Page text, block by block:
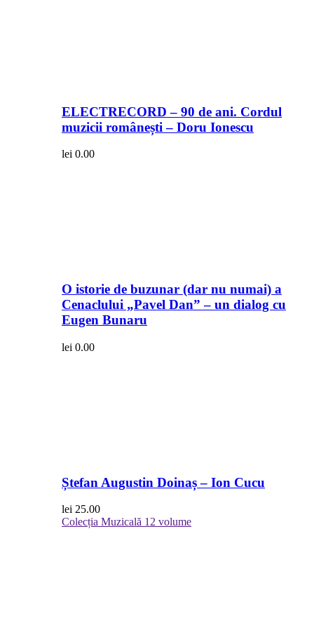
ELECTRECORD – 90 de ani. Cordul
muzicii românești – Doru Ionescu
lei 0.00
O istorie de buzunar (dar nu numai) a
Cenaclului „Pavel Dan” – un dialog cu
Eugen Bunaru
lei 0.00
Ștefan Augustin Doinaș – Ion Cucu
lei 25.00
Colecția Muzicală 12 volume